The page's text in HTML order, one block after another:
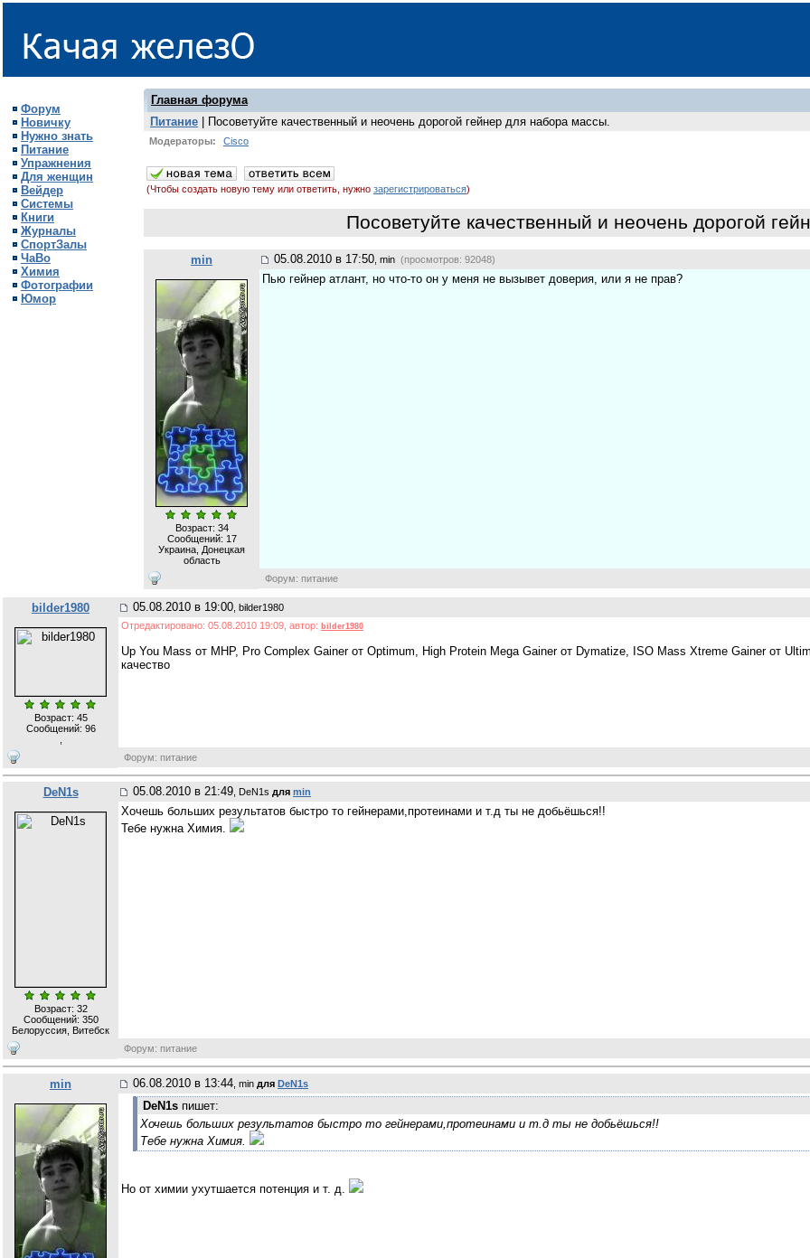
Форум
Новичку
Нужно знать
Питание
Упражнения
Для женщин
Вейдер
Системы
Книги
Журналы
СпортЗалы
ЧаВо
Химия
Фотографии
Юмор
Главная форума
Питание | Посоветуйте качественный и неочень дорогой гейнер для набора массы.
Модераторы: Cisco
(Чтобы создать новую тему или ответить, нужно зарегистрироваться)
Посоветуйте качественный и неочень дорогой
min 05.08.2010 в 17:50 , min (просмотров: 92048)
Возраст: 34
Сообщений: 17
Украина, Донецкая
область
Пью гейнер атлант, но что-то он у меня не вызывет доверия, или я не прав?
Форум: питание
bilder1980 05.08.2010 в 19:00 , bilder1980
Возраст: 45
Сообщений: 96
Отредактировано: 05.08.2010 19:09, автор: bilder1980
Up You Mass от MHP, Pro Complex Gainer от Optimum, High Protein Mega Gainer от Dymatize, ISO Mass Xtreme Gainer от
качество
Форум: питание
DeN1s 05.08.2010 в 21:49 , DeN1s для min
Возраст: 32
Сообщений: 350
Белоруссия, Витебск
Хочешь больших результатов быстро то гейнерами,протеинами и т.д ты не добьёшься!!
Тебе нужна Химия.
Форум: питание
min 06.08.2010 в 13:44 , min для DeN1s
DeN1sпишет:
Хочешь больших результатов быстро то гейнерами,протеинами и т.д ты не добьёшься!!
Тебе нужна Химия.
Но от химии ухутшается потенция и т. д.